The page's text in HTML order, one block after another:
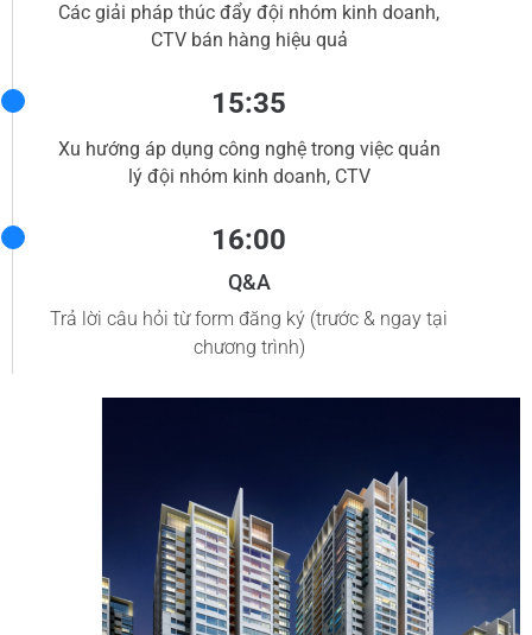
Các giải pháp thúc đẩy đội nhóm kinh doanh,
CTV bán hàng hiệu quả
15:35
Xu hướng áp dụng công nghệ trong việc quản
lý đội nhóm kinh doanh, CTV
16:00
Q&A
Trả lời câu hỏi từ form đăng ký (trước & ngay tại
chương trình)